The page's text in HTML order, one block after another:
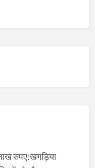
रुपए:खगड़िया